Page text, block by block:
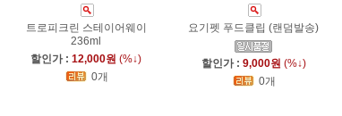
트로피크린 스테이어웨이
236ml
할인가 : 12,000원 (%↓)
0개
요기펫 푸드클립 (랜덤발송)
할인가 : 9,000원 (%↓)
0개